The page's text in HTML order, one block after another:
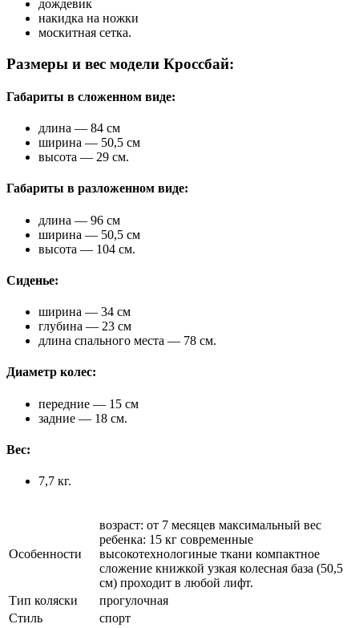
дождевик
накидка на ножки
москитная сетка.
Размеры и вес модели Кроссбай:
Габариты в сложенном виде:
длина — 84 см
ширина — 50,5 см
высота — 29 см.
Габариты в разложенном виде:
длина — 96 см
ширина — 50,5 см
высота — 104 см.
Сиденье:
ширина — 34 см
глубина — 23 см
длина спального места — 78 см.
Диаметр колес:
передние — 15 см
задние — 18 см.
Вес:
7,7 кг.
Особенности
возраст: от 7 месяцев максимальный вес
ребенка: 15 кг современные
высокотехнологиные ткани компактное
сложение книжкой узкая колесная база (50,5
см) проходит в любой лифт.
Тип коляски
прогулочная
Стиль
спорт